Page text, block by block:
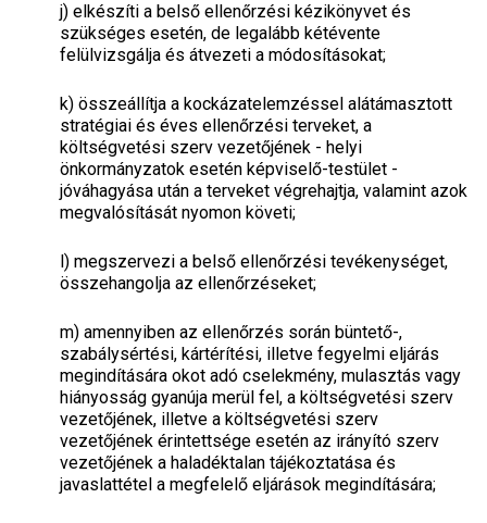
j) elkészíti a belső ellenőrzési kézikönyvet és
szükséges esetén, de legalább kétévente
felülvizsgálja és átvezeti a módosításokat;
k) összeállítja a kockázatelemzéssel alátámasztott
stratégiai és éves ellenőrzési terveket, a
költségvetési szerv vezetőjének - helyi
önkormányzatok esetén képviselő-testület -
jóváhagyása után a terveket végrehajtja, valamint azok
megvalósítását nyomon követi;
l) megszervezi a belső ellenőrzési tevékenységet,
összehangolja az ellenőrzéseket;
m) amennyiben az ellenőrzés során büntető-,
szabálysértési, kártérítési, illetve fegyelmi eljárás
megindítására okot adó cselekmény, mulasztás vagy
hiányosság gyanúja merül fel, a költségvetési szerv
vezetőjének, illetve a költségvetési szerv
vezetőjének érintettsége esetén az irányító szerv
vezetőjének a haladéktalan tájékoztatása és
javaslattétel a megfelelő eljárások megindítására;